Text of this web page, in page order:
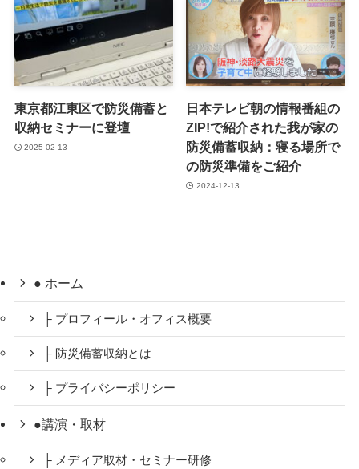
東京都江東区で防災備蓄と
収納セミナーに登壇
2025-02-13
日本テレビ朝の情報番組の
ZIP!で紹介された我が家の
防災備蓄収納：寝る場所で
の防災準備をご紹介
2024-12-13
● ホーム
├ プロフィール・オフィス概要
├ 防災備蓄収納とは
├ プライバシーポリシー
●講演・取材
├ メディア取材・セミナー研修